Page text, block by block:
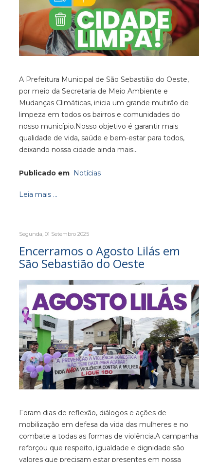
A Prefeitura Municipal de São Sebastião do Oeste,
por meio da Secretaria de Meio Ambiente e
Mudanças Climáticas, inicia um grande mutirão de
limpeza em todos os bairros e comunidades do
nosso município.Nosso objetivo é garantir mais
qualidade de vida, saúde e bem-estar para todos,
deixando nossa cidade ainda mais…
Publicado em Notícias
Leia mais ...
Segunda, 01 Setembro 2025
Encerramos o Agosto Lilás em
São Sebastião do Oeste
Foram dias de reflexão, diálogos e ações de
mobilização em defesa da vida das mulheres e no
combate a todas as formas de violência.A campanha
reforçou que respeito, igualdade e dignidade são
valores que precisam estar presentes em nossa